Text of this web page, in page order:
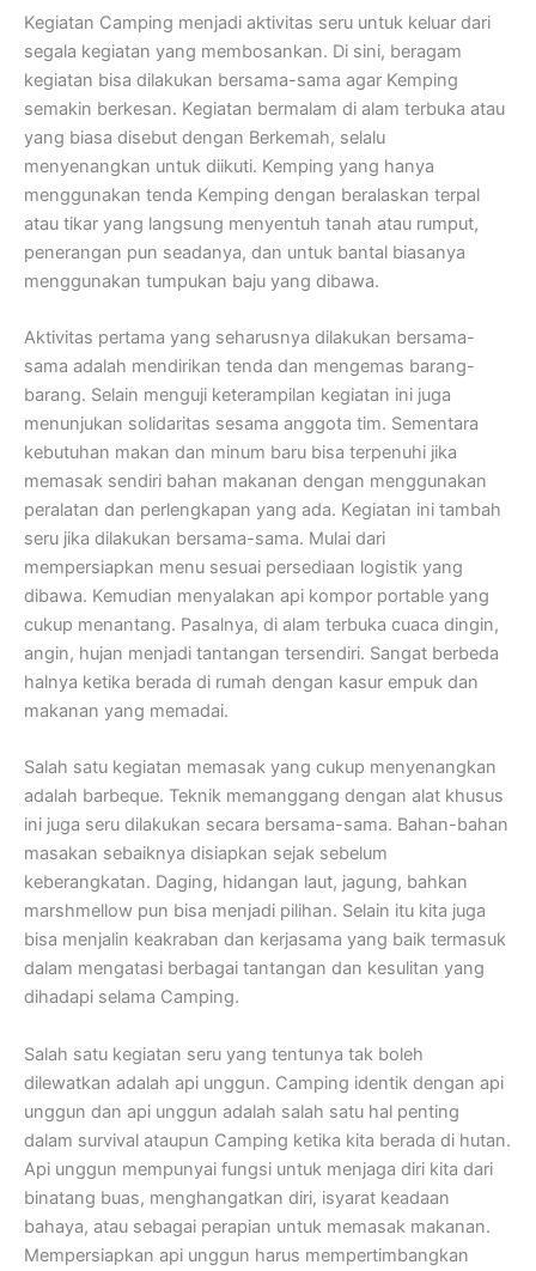
Kegiatan Camping menjadi aktivitas seru untuk keluar dari
segala kegiatan yang membosankan. Di sini, beragam
kegiatan bisa dilakukan bersama-sama agar Kemping
semakin berkesan. Kegiatan bermalam di alam terbuka atau
yang biasa disebut dengan Berkemah, selalu
menyenangkan untuk diikuti. Kemping yang hanya
menggunakan tenda Kemping dengan beralaskan terpal
atau tikar yang langsung menyentuh tanah atau rumput,
penerangan pun seadanya, dan untuk bantal biasanya
menggunakan tumpukan baju yang dibawa.
Aktivitas pertama yang seharusnya dilakukan bersama-
sama adalah mendirikan tenda dan mengemas barang-
barang. Selain menguji keterampilan kegiatan ini juga
menunjukan solidaritas sesama anggota tim. Sementara
kebutuhan makan dan minum baru bisa terpenuhi jika
memasak sendiri bahan makanan dengan menggunakan
peralatan dan perlengkapan yang ada. Kegiatan ini tambah
seru jika dilakukan bersama-sama. Mulai dari
mempersiapkan menu sesuai persediaan logistik yang
dibawa. Kemudian menyalakan api kompor portable yang
cukup menantang. Pasalnya, di alam terbuka cuaca dingin,
angin, hujan menjadi tantangan tersendiri. Sangat berbeda
halnya ketika berada di rumah dengan kasur empuk dan
makanan yang memadai.
Salah satu kegiatan memasak yang cukup menyenangkan
adalah barbeque. Teknik memanggang dengan alat khusus
ini juga seru dilakukan secara bersama-sama. Bahan-bahan
masakan sebaiknya disiapkan sejak sebelum
keberangkatan. Daging, hidangan laut, jagung, bahkan
marshmellow pun bisa menjadi pilihan. Selain itu kita juga
bisa menjalin keakraban dan kerjasama yang baik termasuk
dalam mengatasi berbagai tantangan dan kesulitan yang
dihadapi selama Camping.
Salah satu kegiatan seru yang tentunya tak boleh
dilewatkan adalah api unggun. Camping identik dengan api
unggun dan api unggun adalah salah satu hal penting
dalam survival ataupun Camping ketika kita berada di hutan.
Api unggun mempunyai fungsi untuk menjaga diri kita dari
binatang buas, menghangatkan diri, isyarat keadaan
bahaya, atau sebagai perapian untuk memasak makanan.
Mempersiapkan api unggun harus mempertimbangkan